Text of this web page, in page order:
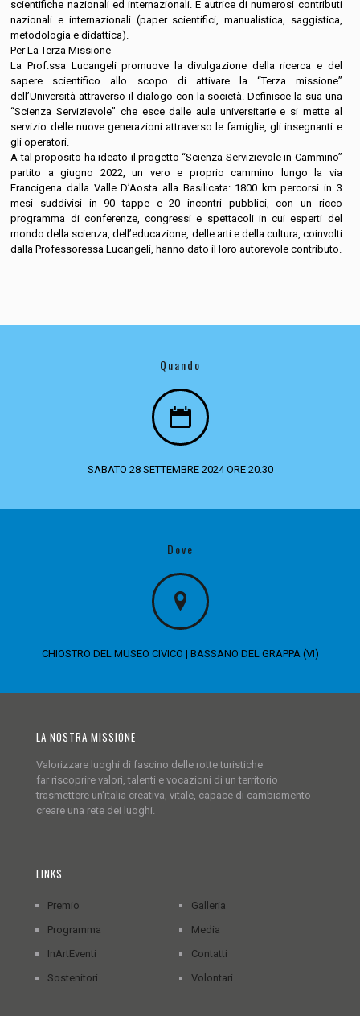
scientifiche nazionali ed internazionali. È autrice di numerosi contributi
nazionali e internazionali (paper scientifici, manualistica, saggistica,
metodologia e didattica).
Per La Terza Missione
La Prof.ssa Lucangeli promuove la divulgazione della ricerca e del
sapere scientifico allo scopo di attivare la “Terza missione”
dell’Università attraverso il dialogo con la società. Definisce la sua una
“Scienza Servizievole” che esce dalle aule universitarie e si mette al
servizio delle nuove generazioni attraverso le famiglie, gli insegnanti e
gli operatori.
A tal proposito ha ideato il progetto “Scienza Servizievole in Cammino”
partito a giugno 2022, un vero e proprio cammino lungo la via
Francigena dalla Valle D’Aosta alla Basilicata: 1800 km percorsi in 3
mesi suddivisi in 90 tappe e 20 incontri pubblici, con un ricco
programma di conferenze, congressi e spettacoli in cui esperti del
mondo della scienza, dell’educazione, delle arti e della cultura, coinvolti
dalla Professoressa Lucangeli, hanno dato il loro autorevole contributo.
Quando
SABATO 28 SETTEMBRE 2024 ORE 20.30
Dove
CHIOSTRO DEL MUSEO CIVICO | BASSANO DEL GRAPPA (VI)
LA NOSTRA MISSIONE
Valorizzare luoghi di fascino delle rotte turistiche
far riscoprire valori, talenti e vocazioni di un territorio
trasmettere un'italia creativa, vitale, capace di cambiamento
creare una rete dei luoghi.
LINKS
Premio
Programma
InArtEventi
Sostenitori
Galleria
Media
Contatti
Volontari